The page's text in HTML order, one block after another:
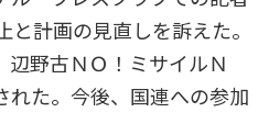
計画の見直しを訴えた。
野古ＮＯ！ミサイルＮ
れた。今後、国連への参加